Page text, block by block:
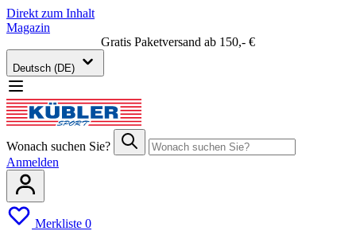
Direkt zum Inhalt
Magazin
Gratis Paketversand ab 150,- €
Deutsch (DE)
Wonach suchen Sie?
Anmelden
Merkliste 0